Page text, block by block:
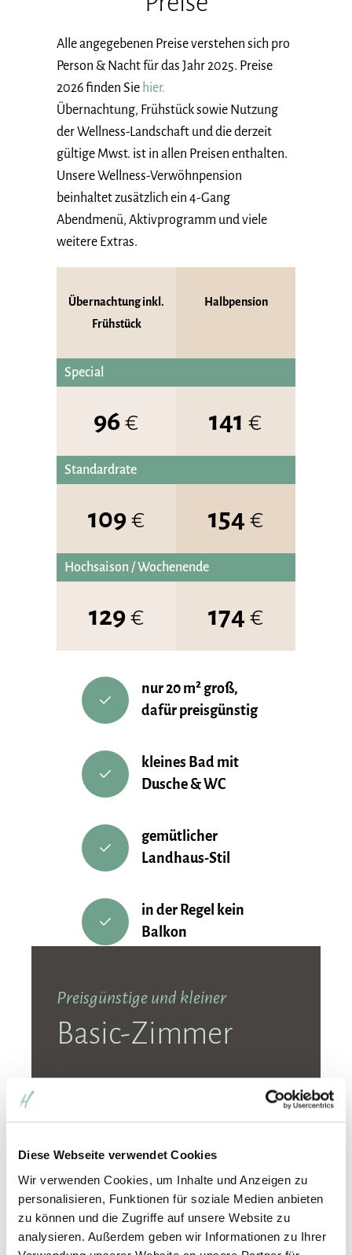
Diese Webseite verwendet Cookies
Wir verwenden Cookies, um Inhalte und Anzeigen zu
personalisieren, Funktionen für soziale Medien anbieten
zu können und die Zugriffe auf unsere Website zu
analysieren. Außerdem geben wir Informationen zu Ihrer
Alle angegebenen Preise verstehen sich pro
Person & Nacht für das Jahr 2025. Preise
2026 finden Sie hier.
Übernachtung, Frühstück sowie Nutzung
der Wellness-Landschaft und die derzeit
gültige Mwst. ist in allen Preisen enthalten.
Unsere Wellness-Verwöhnpension
beinhaltet zusätzlich ein 4-Gang
Abendmenü, Aktivprogramm und viele
weitere Extras.
Übernachtung inkl.
Frühstück
Halbpension
Special
96€ 141 €
Standardrate
109€ 154€
Hochsaison / Wochenende
129€ 174€
nur 20 m² groß,
dafür preisgünstig
kleines Bad mit
Dusche & WC
gemütlicher
Landhaus-Stil
in der Regel kein
Balkon
Preisgünstige und kleiner
Basic-Zimmer
Unsere Einstiegskategorie verfügt über
alles, was Sie zum Übernachten benötigen:
kleinere Zimmer mit max. 20 m²
kleiner Schreibtisch und
Sitzmöglichkeit